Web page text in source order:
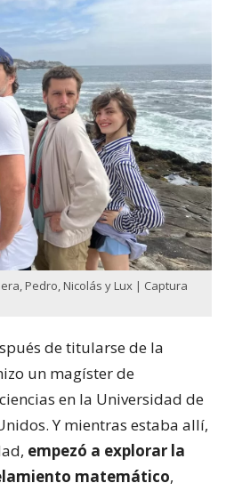
Pedro, Nicolás y Lux | Captura
de titularse de la
un magíster de
en la Universidad de
Y mientras estaba allí,
empezó a explorar la
matemático,